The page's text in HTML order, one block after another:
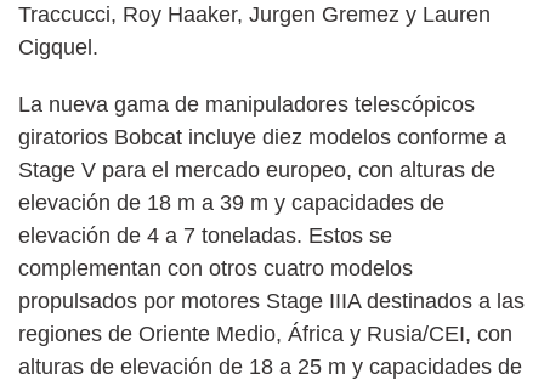
Traccucci, Roy Haaker, Jurgen Gremez y Lauren
Cigquel.
La nueva gama de manipuladores telescópicos
giratorios Bobcat incluye diez modelos conforme a
Stage V para el mercado europeo, con alturas de
elevación de 18 m a 39 m y capacidades de
elevación de 4 a 7 toneladas. Estos se
complementan con otros cuatro modelos
propulsados por motores Stage IIIA destinados a las
regiones de Oriente Medio, África y Rusia/CEI, con
alturas de elevación de 18 a 25 m y capacidades de